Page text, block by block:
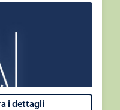
i dettagli